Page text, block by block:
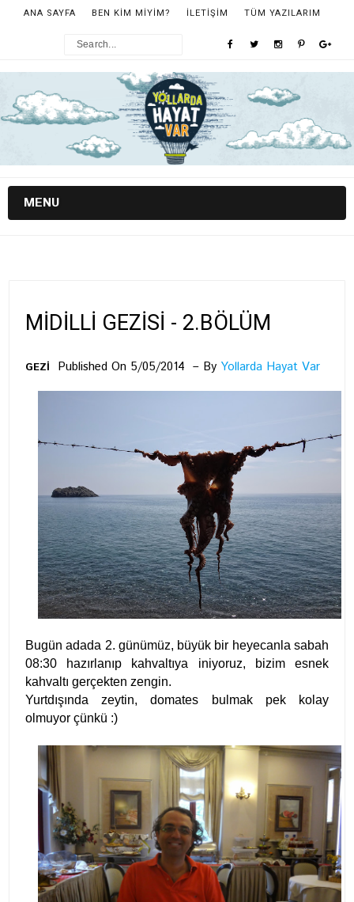
ANA SAYFA BEN KİM MİYİM? İLETİŞİM TÜM YAZILARIM
MENU
MİDİLLİ GEZİSİ - 2.BÖLÜM
GEZİ Published On 5/05/2014 By Yollarda Hayat Var
Bugün adada 2. günümüz, büyük bir heyecanla sabah
08:30 hazırlanıp kahvaltıya iniyoruz, bizim esnek
kahvaltı gerçekten zengin.
Yurtdışında zeytin, domates bulmak pek kolay
olmuyor çünkü :)